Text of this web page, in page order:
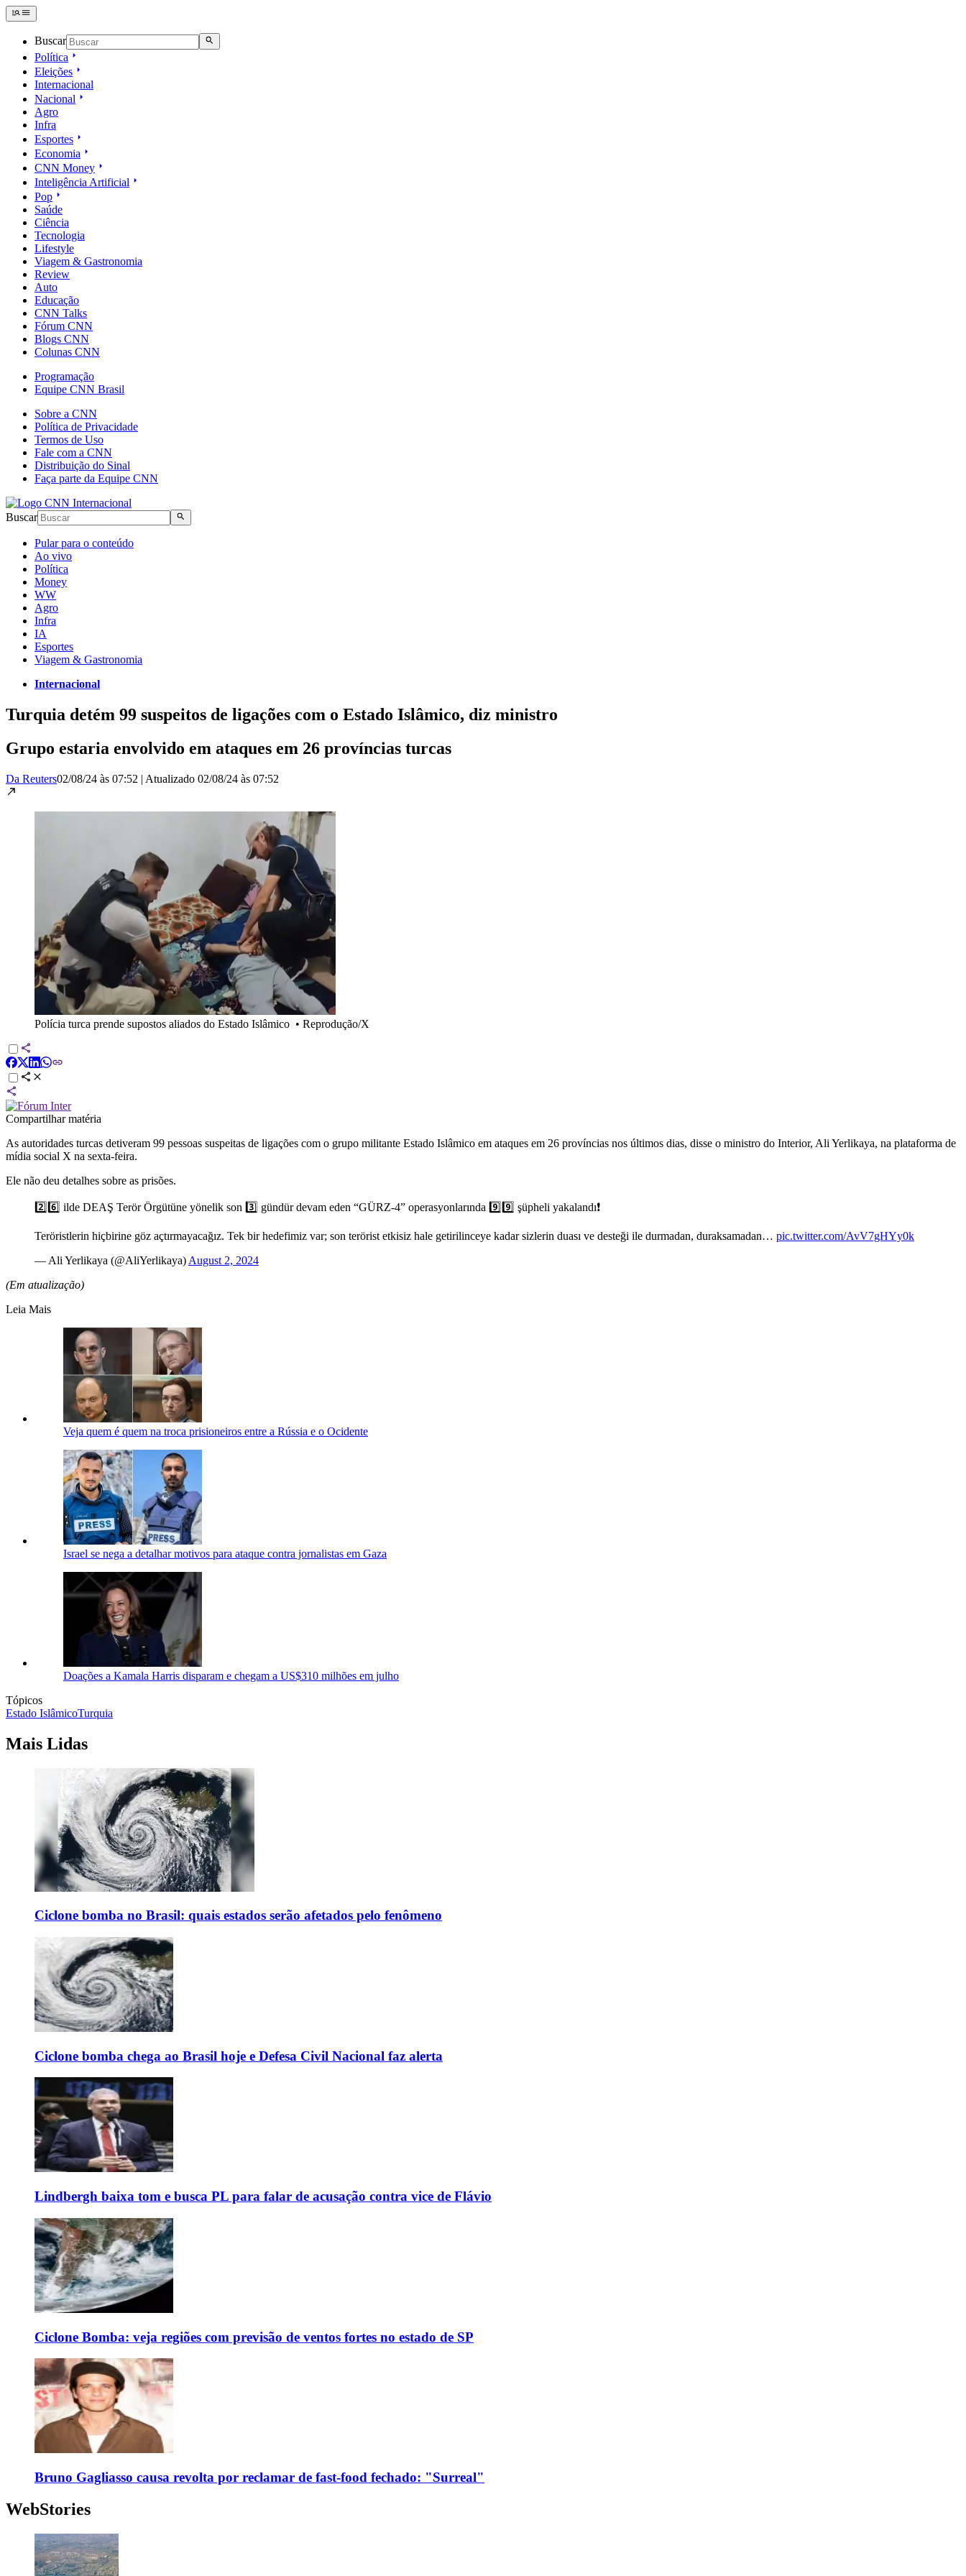
Buscar
Política
Eleições
Internacional
Nacional
Agro
Infra
Esportes
Economia
CNN Money
Inteligência Artificial
Pop
Saúde
Ciência
Tecnologia
Lifestyle
Viagem & Gastronomia
Review
Auto
Educação
CNN Talks
Fórum CNN
Blogs CNN
Colunas CNN
Programação
Equipe CNN Brasil
Sobre a CNN
Política de Privacidade
Termos de Uso
Fale com a CNN
Distribuição do Sinal
Faça parte da Equipe CNN
Buscar
Pular para o conteúdo
Ao vivo
Política
Money
WW
Agro
Infra
IA
Esportes
Viagem & Gastronomia
Internacional
Turquia detém 99 suspeitos de ligações com o Estado Islâmico, diz ministro
Grupo estaria envolvido em ataques em 26 províncias turcas
Da Reuters02/08/24 às 07:52 | Atualizado 02/08/24 às 07:52
Polícia turca prende supostos aliados do Estado Islâmico • Reprodução/X
Compartilhar matéria
As autoridades turcas detiveram 99 pessoas suspeitas de ligações com o grupo militante Estado Islâmico em ataques em 26 províncias nos últimos dias, disse o ministro do Interior, Ali Yerlikaya, na plataforma de
mídia social X na sexta-feira.
Ele não deu detalhes sobre as prisões.
2️⃣6️⃣ ilde DEAŞ Terör Örgütüne yönelik son 3️⃣ gündür devam eden “GÜRZ-4” operasyonlarında 9️⃣9️⃣ şüpheli yakalandı❗
Teröristlerin hiçbirine göz açtırmayacağız. Tek bir hedefimiz var; son terörist etkisiz hale getirilinceye kadar sizlerin duası ve desteği ile durmadan, duraksamadan… pic.twitter.com/AvV7gHYy0k
— Ali Yerlikaya (@AliYerlikaya) August 2, 2024
(Em atualização)
Leia Mais
Veja quem é quem na troca prisioneiros entre a Rússia e o Ocidente
Israel se nega a detalhar motivos para ataque contra jornalistas em Gaza
Doações a Kamala Harris disparam e chegam a US$310 milhões em julho
Tópicos
Estado IslâmicoTurquia
Mais Lidas
Ciclone bomba no Brasil: quais estados serão afetados pelo fenômeno
Ciclone bomba chega ao Brasil hoje e Defesa Civil Nacional faz alerta
Lindbergh baixa tom e busca PL para falar de acusação contra vice de Flávio
Ciclone Bomba: veja regiões com previsão de ventos fortes no estado de SP
Bruno Gagliasso causa revolta por reclamar de fast-food fechado: "Surreal"
WebStories